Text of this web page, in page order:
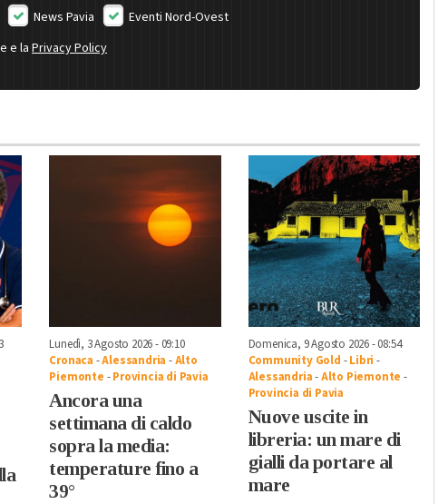
News Pavia
Eventi Nord-Ovest
e la Privacy Policy
Lunedì, 3 Agosto 2026 - 09:10
Cronaca -Alessandria -Alto
Piemonte -Provincia di Pavia
Ancora una
settimana di caldo
sopra la media:
temperature fino a
39°
Domenica, 9 Agosto 2026 - 08:54
Community Gold -Libri -
Alessandria-Alto Piemonte -
Provincia di Pavia
Nuove uscite in
libreria: un mare di
gialli da portare al
mare